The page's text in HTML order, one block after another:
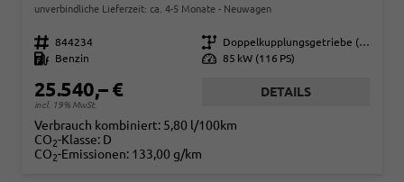
unverbindliche Lieferzeit: ca. 4-5 Monate Neuwagen
Fahrzeugnr. 844234 Getriebe
Doppelkupplungsgetriebe (DSG)
Kraftstoff
Benzin Leistung 85 kW (116 PS)
25.540,– €
incl. 19% MwSt.
DETAILS
Verbrauch kombiniert: 5,80 l/100km
CO2-Klasse: D
CO2-Emissionen: 133,00 g/km